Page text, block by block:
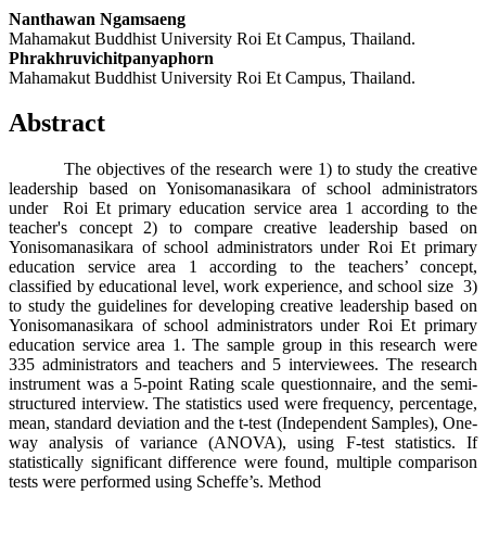
Nanthawan Ngamsaeng
Mahamakut Buddhist University Roi Et Campus, Thailand.
Phrakhruvichitpanyaphorn
Mahamakut Buddhist University Roi Et Campus, Thailand.
Abstract
The objectives of the research were 1) to study the creative
leadership based on Yonisomanasikara of school administrators
under Roi Et primary education service area 1 according to the
teacher's concept 2) to compare creative leadership based on
Yonisomanasikara of school administrators under Roi Et primary
education service area 1 according to the teachers’ concept,
classified by educational level, work experience, and school size 3)
to study the guidelines for developing creative leadership based on
Yonisomanasikara of school administrators under Roi Et primary
education service area 1. The sample group in this research were
335 administrators and teachers and 5 interviewees. The research
instrument was a 5-point Rating scale questionnaire, and the semi-
structured interview. The statistics used were frequency, percentage,
mean, standard deviation and the t-test (Independent Samples), One-
way analysis of variance (ANOVA), using F-test statistics. If
statistically significant difference were found, multiple comparison
tests were performed using Scheffe’s. Method